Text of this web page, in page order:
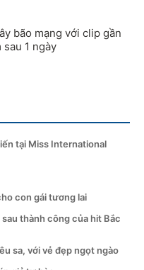
bão mạng với clip gần
1 ngày
tại Miss International
con gái tương lai
thành công của hit Bắc
sa, với vẻ đẹp ngọt ngào